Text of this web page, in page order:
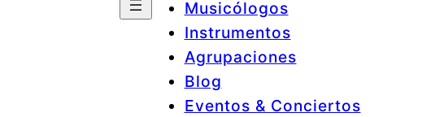
Musicólogos
Instrumentos
Agrupaciones
Blog
Eventos & Conciertos